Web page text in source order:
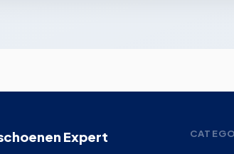
Expert